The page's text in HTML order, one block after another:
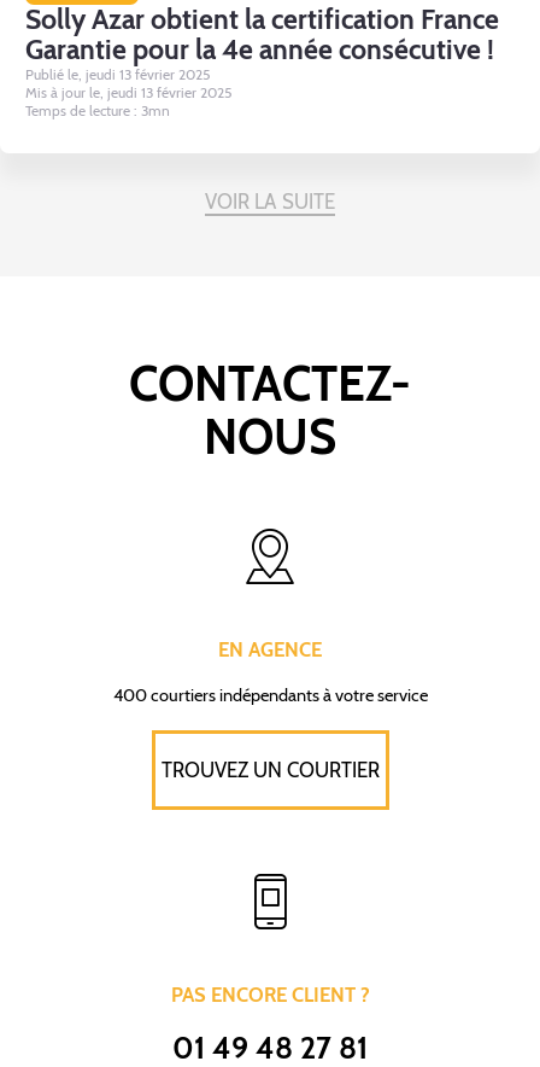
Solly Azar obtient la certification France
Garantie pour la 4e année consécutive !
Publié le, jeudi 13 février 2025
Mis à jour le, jeudi 13 février 2025
Temps de lecture : 3mn
VOIR LA SUITE
CONTACTEZ-
NOUS
EN AGENCE
400 courtiers indépendants à votre service
TROUVEZ UN COURTIER
PAS ENCORE CLIENT ?
01 49 48 27 81